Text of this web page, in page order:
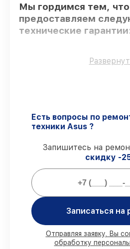
Мы гордимся тем, что
предоставляем
технические
Использование
Выполнение работ
восстановление
Sabertooth 990FX
строго в оговоренные
Гарантийное
предоставляем
гарантийное
Мы гарантируем:
80%работ в вашем
Есть вопросы по
техники Asus ?
Запишитесь на
скидку -
Записаться на
Отправляя заявку, Вы
обработку